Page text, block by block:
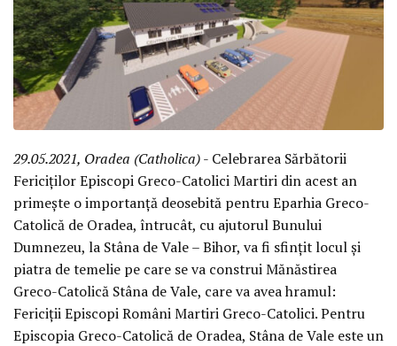
29.05.2021, Oradea (Catholica)- Celebrarea Sărbătorii
Fericiților Episcopi Greco-Catolici Martiri din acest an
primește o importanță deosebită pentru Eparhia Greco-
Catolică de Oradea, întrucât, cu ajutorul Bunului
Dumnezeu, la Stâna de Vale – Bihor, va fi sfințit locul și
piatra de temelie pe care se va construi Mănăstirea
Greco-Catolică Stâna de Vale, care va avea hramul:
Fericiții Episcopi Români Martiri Greco-Catolici. Pentru
Episcopia Greco-Catolică de Oradea, Stâna de Vale este un